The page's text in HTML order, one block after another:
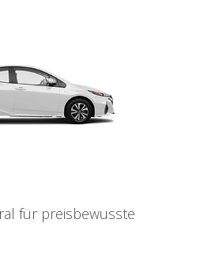
für preisbewusste